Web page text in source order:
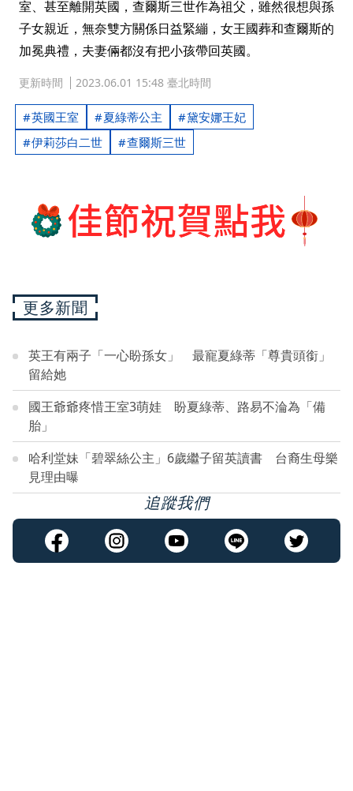
室、甚至離開英國，查爾斯三世作為祖父，雖然很想與孫
子女親近，無奈雙方關係日益緊繃，女王國葬和查爾斯的
加冕典禮，夫妻倆都沒有把小孩帶回英國。
更新時間 2023.06.01 15:48 臺北時間
英國王室 夏綠蒂公主
黛安娜王妃
伊莉莎白二世
查爾斯三世
更多新聞
英王有兩子「一心盼孫女」 最寵夏綠蒂「尊貴頭銜」
留給她
國王爺爺疼惜王室3萌娃 盼夏綠蒂、路易不淪為「備
胎」
哈利堂妹「碧翠絲公主」6歲繼子留英讀書 台裔生母樂
見理由曝
追蹤我們